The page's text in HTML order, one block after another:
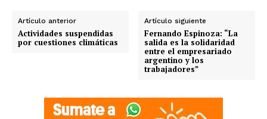
Artículo anterior
Actividades suspendidas
por cuestiones climáticas
Artículo siguiente
Fernando Espinoza: “La
salida es la solidaridad
entre el empresariado
argentino y los
trabajadores”